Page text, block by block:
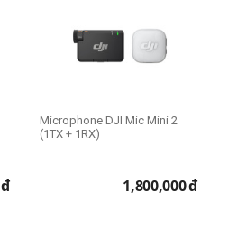
đ
Microphone DJI Mic Mini 2
(1TX + 1RX)
1,800,000đ